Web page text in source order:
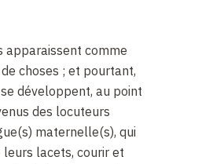
apparaissent comme
choses ; et pourtant,
développent, au point
des locuteurs
maternelle(s), qui
lacets, courir et